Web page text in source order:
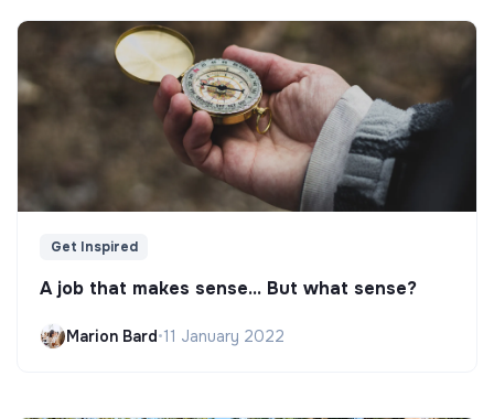
Get Inspired
A job that makes sense... But what sense?
Marion Bard•11 January 2022